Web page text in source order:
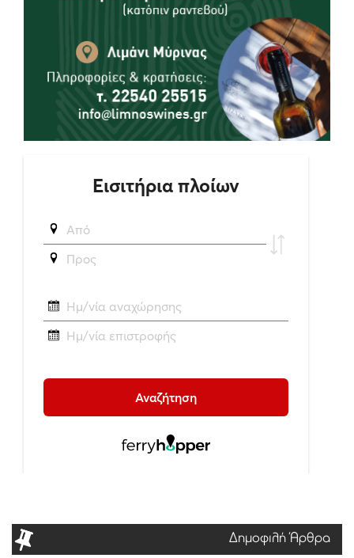
Δημοφιλή Άρθρα